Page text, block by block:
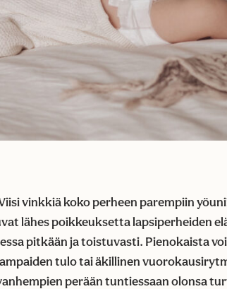
vinkkiä koko perheen parempiin
lähes poikkeuksetta lapsiperheiden
pitkään ja toistuvasti. Pienokaista
tulo tai äkillinen
perään tuntiessaan olonsa